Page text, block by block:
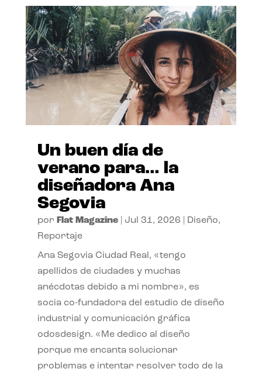
Un buen día de
verano para… la
diseñadora Ana
Segovia
por Flat Magazine| Jul 31, 2026 Diseño,
Reportaje
Ana Segovia Ciudad Real, «tengo
apellidos de ciudades y muchas
anécdotas debido a mi nombre», es
socia co-fundadora del estudio de diseño
industrial y comunicación gráfica
odosdesign. «Me dedico al diseño
porque me encanta solucionar
problemas e intentar resolver todo de la